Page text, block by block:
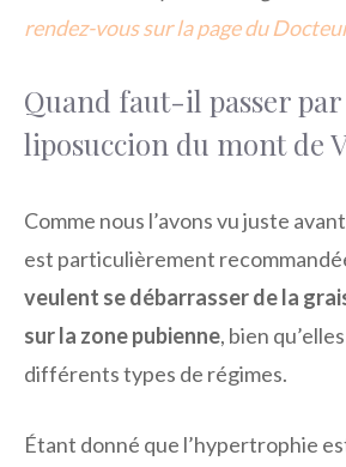
rendez-vous sur la page du
Quand faut-il passer
liposuccion du mont de
Comme nous l’avons vu juste
est particulièrement
veulent se débarrasser de la
sur la zone pubienne, bien
différents types de régimes.
Étant donné que l’hypertrophie